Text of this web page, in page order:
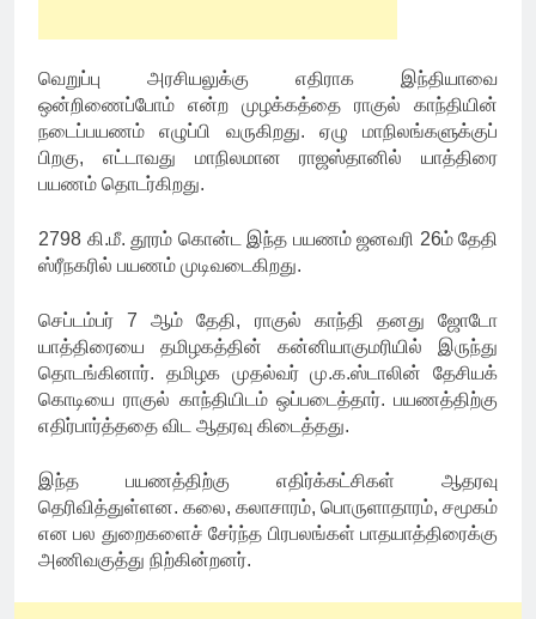
வெறுப்பு அரசியலுக்கு எதிராக இந்தியாவை
ஒன்றிணைப்போம் என்ற முழக்கத்தை ராகுல் காந்தியின்
நடைப்பயணம் எழுப்பி வருகிறது. ஏழு மாநிலங்களுக்குப்
பிறகு, எட்டாவது மாநிலமான ராஜஸ்தானில் யாத்திரை
பயணம் தொடர்கிறது.
2798 கி.மீ. தூரம் கொன்ட இந்த பயணம் ஜனவரி 26ம் தேதி
ஸ்ரீநகரில் பயணம் முடிவடைகிறது.
செப்டம்பர் 7 ஆம் தேதி, ராகுல் காந்தி தனது ஜோடோ
யாத்திரையை தமிழகத்தின் கன்னியாகுமரியில் இருந்து
தொடங்கினார். தமிழக முதல்வர் மு.க.ஸ்டாலின் தேசியக்
கொடியை ராகுல் காந்தியிடம் ஒப்படைத்தார். பயணத்திற்கு
எதிர்பார்த்ததை விட ஆதரவு கிடைத்தது.
இந்த பயணத்திற்கு எதிர்க்கட்சிகள் ஆதரவு
தெரிவித்துள்ளன. கலை, கலாசாரம், பொருளாதாரம், சமூகம்
என பல துறைகளைச் சேர்ந்த பிரபலங்கள் பாதயாத்திரைக்கு
அணிவகுத்து நிற்கின்றனர்.